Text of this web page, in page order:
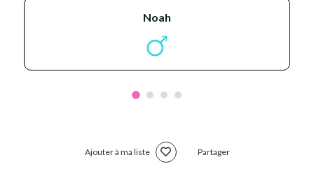
noah
Ajouter à ma liste Partager